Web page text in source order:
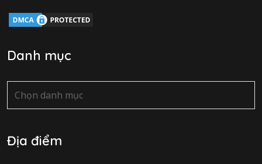
Danh mục
Danh
mục
Địa điểm